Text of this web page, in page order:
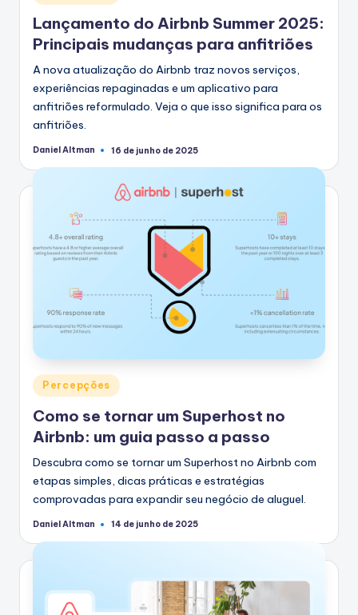
em
Lançamento do Airbnb Summer 2025:
Principais mudanças para anfitriões
A nova atualização do Airbnb traz novos serviços,
experiências repaginadas e um aplicativo para
anfitriões reformulado. Veja o que isso significa para os
anfitriões.
Postado
Daniel Altman 16 de junho de 2025
Postado
em
Percepções
Como se tornar um Superhost no
Airbnb: um guia passo a passo
Descubra como se tornar um Superhost no Airbnb com
etapas simples, dicas práticas e estratégias
comprovadas para expandir seu negócio de aluguel.
Postado
Daniel Altman 14 de junho de 2025